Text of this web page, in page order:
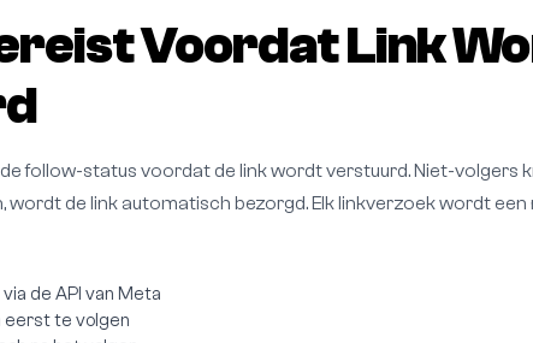
Voordat Link
follow-status voordat de link wordt verstuurd. Niet-volgers
wordt de link automatisch bezorgd. Elk linkverzoek wordt
de API van Meta
eerst te volgen